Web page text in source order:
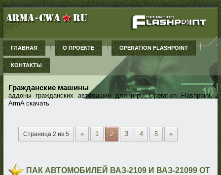
ГЛАВНАЯ О ПРОЕКТЕ OPERATION FLASHPOINT
КОНТАКТЫ
Гражданские машины
аддоны гражданских автомашин для игры Operation Flashpoint,
ArmA скачать
Страница 2 из 5 « 1 2 3 4 5 »
ПАК АВТОМОБИЛЕЙ ВАЗ-2109 И ВАЗ-21099 ОТ